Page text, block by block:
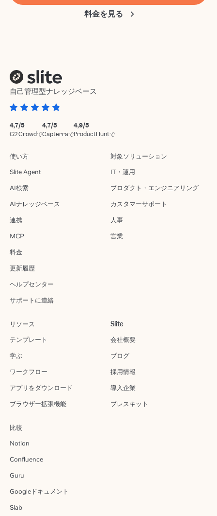
料金を見る
自己管理型ナレッジベース
4,7/5
G2 Crowdで
4,7/5
Capterraで
4,9/5
ProductHuntで
使い方
Slite Agent
AI検索
AIナレッジベース
連携
MCP
料金
更新履歴
ヘルプセンター
サポートに連絡
対象ソリューション
IT・運用
プロダクト・エンジニアリング
カスタマーサポート
人事
営業
リソース
テンプレート
学ぶ
ワークフロー
アプリをダウンロード
ブラウザー拡張機能
Slite
会社概要
ブログ
採用情報
導入企業
プレスキット
比較
Notion
Confluence
Guru
Googleドキュメント
Slab